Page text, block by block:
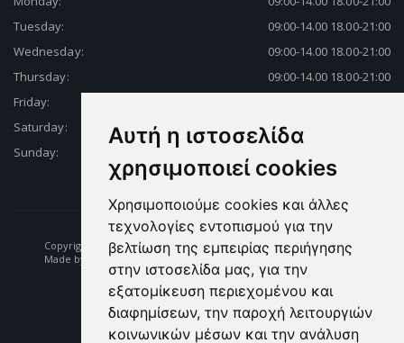
Αυτή η ιστοσελίδα
χρησιμοποιεί cookies
Χρησιμοποιούμε cookies και άλλες
τεχνολογίες εντοπισμού για την
βελτίωση της εμπειρίας περιήγησης
στην ιστοσελίδα μας, για την
εξατομίκευση περιεχομένου και
διαφημίσεων, την παροχή λειτουργιών
κοινωνικών μέσων και την ανάλυση
Tuesday:
09:00-14.00 18.00-21:00
Wednesday:
09:00-14.00 18.00-21:00
Thursday:
09:00-14.00 18.00-21:00
Friday:
Saturday:
09:00-14.00 18.00-21:00
Sunday:
Copyright © 2026 Fishing | Diving | Fishing Equipment - Dikelas.gr
Made by: e-biz.gr